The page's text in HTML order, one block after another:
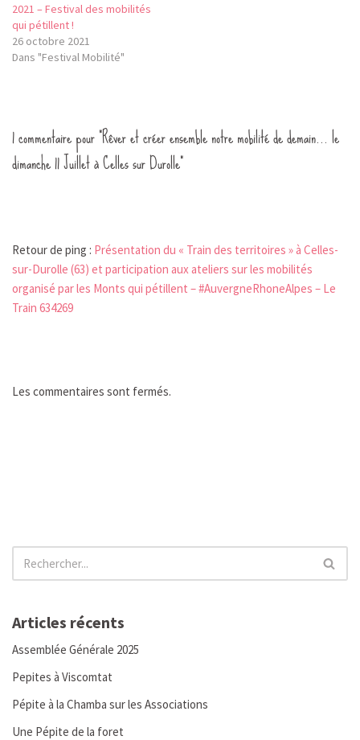
2021 – Festival des mobilités
qui pétillent !
26 octobre 2021
Dans "Festival Mobilité"
1 commentaire pour “Rêver et créer ensemble notre mobilité de demain… le
dimanche 11 Juillet à Celles sur Durolle”
Retour de ping : Présentation du « Train des territoires » à Celles-
sur-Durolle (63) et participation aux ateliers sur les mobilités
organisé par les Monts qui pétillent – #AuvergneRhoneAlpes – Le
Train 634269
Les commentaires sont fermés.
Articles récents
Assemblée Générale 2025
Pepites à Viscomtat
Pépite à la Chamba sur les Associations
Une Pépite de la foret